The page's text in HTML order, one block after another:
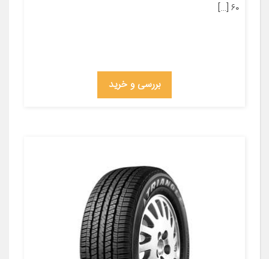
۶۰ […]
بررسی و خرید